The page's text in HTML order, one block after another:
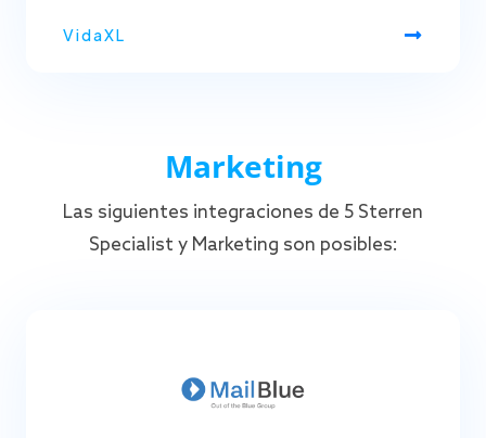
VidaXL
Marketing
Las siguientes integraciones de 5 Sterren
Specialist y Marketing son posibles: